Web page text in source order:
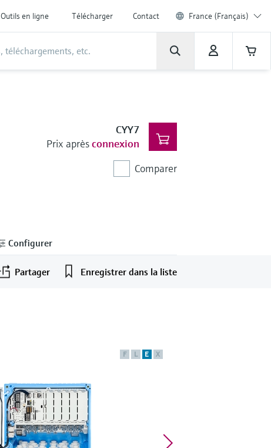
Outils en ligne Télécharger Contact France (Français)
CYY7
Prix aprèsconnexion
Comparer
Configurer
Partager Enregistrer dans la liste
F L E X